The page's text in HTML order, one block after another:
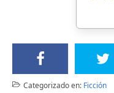
Categorizado en: Ficción